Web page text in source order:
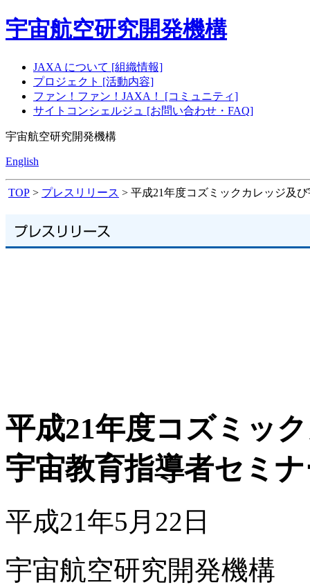
宇宙航空研究開発機構
JAXA について [組織情報]
プロジェクト [活動内容]
ファン！ファン！JAXA！ [コミュニティ]
サイトコンシェルジュ [お問い合わせ・FAQ]
宇宙航空研究開発機構
English
TOP > プレスリリース > 平成21年度コズミックカレッジ及
平成21年度コズミッ
宇宙教育指導者セミ
平成21年5月22日
宇宙航空研究開発機構